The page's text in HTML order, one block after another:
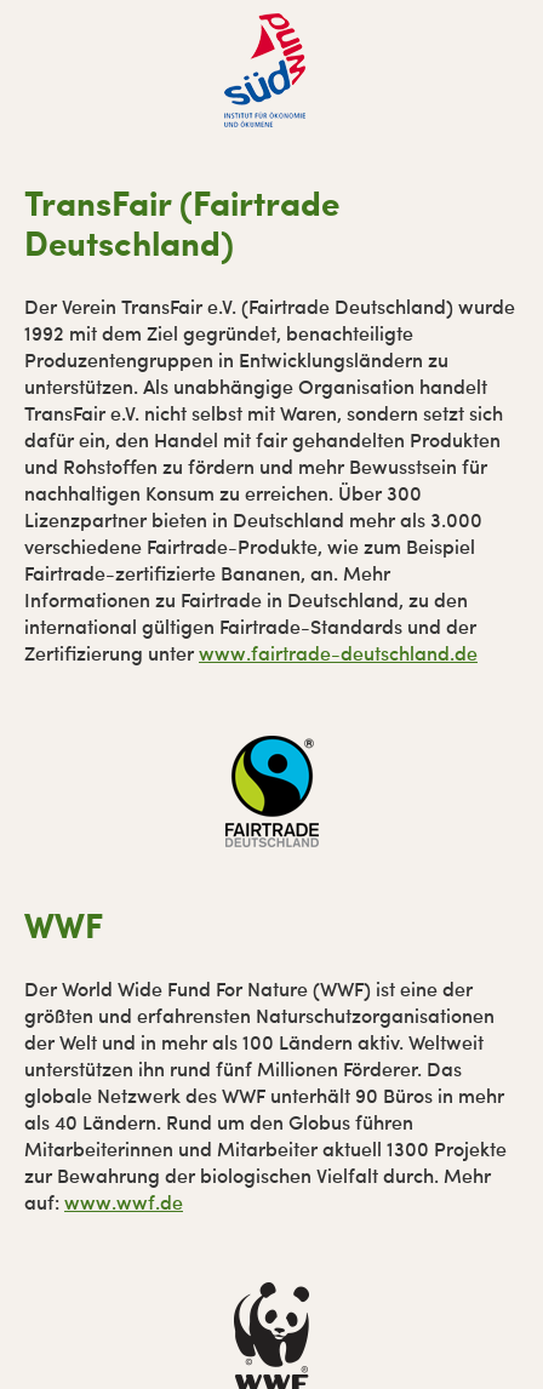
TransFair (Fairtrade
Deutschland)
Der Verein TransFair e.V. (Fairtrade Deutschland) wurde
1992 mit dem Ziel gegründet, benachteiligte
Produzentengruppen in Entwicklungsländern zu
unterstützen. Als unabhängige Organisation handelt
TransFair e.V. nicht selbst mit Waren, sondern setzt sich
dafür ein, den Handel mit fair gehandelten Produkten
und Rohstoffen zu fördern und mehr Bewusstsein für
nachhaltigen Konsum zu erreichen. Über 300
Lizenzpartner bieten in Deutschland mehr als 3.000
verschiedene Fairtrade-Produkte, wie zum Beispiel
Fairtrade-zertifizierte Bananen, an. Mehr
Informationen zu Fairtrade in Deutschland, zu den
international gültigen Fairtrade-Standards und der
Zertifizierung unterwww.fairtrade-deutschland.de
WWF
Der World Wide Fund For Nature (WWF) ist eine der
größten und erfahrensten Naturschutzorganisationen
der Welt und in mehr als 100 Ländern aktiv. Weltweit
unterstützen ihn rund fünf Millionen Förderer. Das
globale Netzwerk des WWF unterhält 90 Büros in mehr
als 40 Ländern. Rund um den Globus führen
Mitarbeiterinnen und Mitarbeiter aktuell 1300 Projekte
zur Bewahrung der biologischen Vielfalt durch. Mehr
auf:www.wwf.de